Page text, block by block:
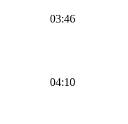
03:46
04:10